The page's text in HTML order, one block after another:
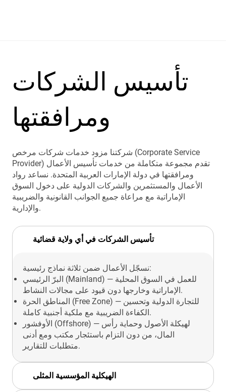
تأسيس الشركات في أي ولاية قضائية
نسجّل الأعمال ضمن ثلاثة نماذج رئيسية:
البرّ الرئيسي (Mainland) — للعمل في السوق المحلية
الإماراتية وخارجها دون قيود على مجالات النشاط.
المناطق الحرة (Free Zone) — للتجارة الدولية وتحسين
الكفاءة الضريبية مع ملكية أجنبية كاملة.
الأوفشور (Offshore) — لهيكلة الأصول وحماية رأس
المال، من دون التزام باستئجار مكتب ومع أدنى
متطلبات للتقارير.
الهيكلية المؤسسية المثلى
شركتنا مزود خدمات شركات مرخص (Corporate Service
Provider) تقدم مجموعة متكاملة من خدمات تأسيس الأعمال
ومرافقتها في دولة الإمارات العربية المتحدة. نساعد رواد
الأعمال والمستثمرين والشركات الدولية على دخول السوق
الإماراتية مع مراعاة جميع الجوانب القانونية والضريبية
والإدارية.
تأسيس الشركات
ومرافقتها